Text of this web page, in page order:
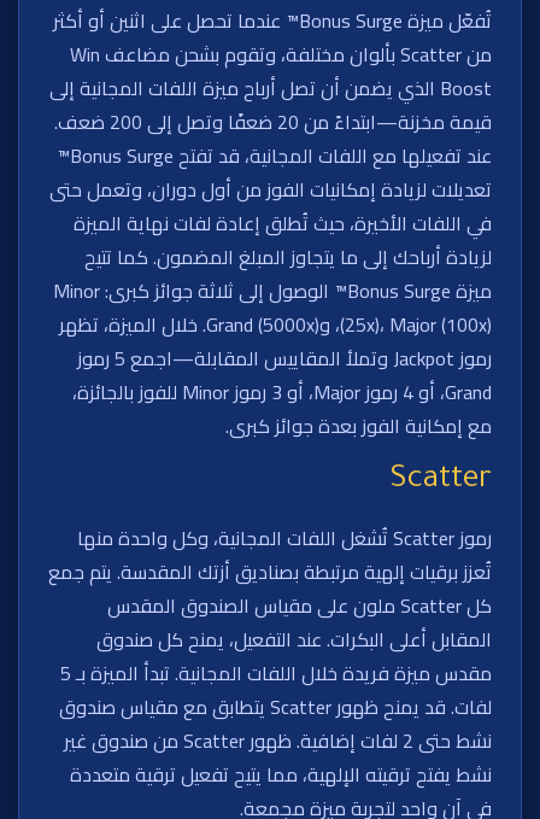
تُفعّل ميزة Bonus Surge™ عندما تحصل على اثنين أو أكثر
من Scatter بألوان مختلفة، وتقوم بشحن مضاعف Win
Boost الذي يضمن أن تصل أرباح ميزة اللفات المجانية إلى
قيمة مخزنة—ابتداءً من 20 ضعفًا وتصل إلى 200 ضعف.
عند تفعيلها مع اللفات المجانية، قد تفتح Bonus Surge™
تعديلات لزيادة إمكانيات الفوز من أول دوران، وتعمل حتى
في اللفات الأخيرة، حيث تُطلق إعادة لفات نهاية الميزة
لزيادة أرباحك إلى ما يتجاوز المبلغ المضمون. كما تتيح
ميزة Bonus Surge™ الوصول إلى ثلاثة جوائز كبرى: Minor
(25x)، Major (100x)، وGrand (5000x). خلال الميزة، تظهر
رموز Jackpot وتملأ المقاييس المقابلة—اجمع 5 رموز
Grand، أو 4 رموز Major، أو 3 رموز Minor للفوز بالجائزة،
مع إمكانية الفوز بعدة جوائز كبرى.
Scatter
رموز Scatter تُشغل اللفات المجانية، وكل واحدة منها
تُعزز برقيات إلهية مرتبطة بصناديق أزتك المقدسة. يتم جمع
كل Scatter ملون على مقياس الصندوق المقدس
المقابل أعلى البكرات. عند التفعيل، يمنح كل صندوق
مقدس ميزة فريدة خلال اللفات المجانية. تبدأ الميزة بـ 5
لفات. قد يمنح ظهور Scatter يتطابق مع مقياس صندوق
نشط حتى 2 لفات إضافية. ظهور Scatter من صندوق غير
نشط يفتح ترقيته الإلهية، مما يتيح تفعيل ترقية متعددة
في آن واحد لتجربة ميزة مجمعة.